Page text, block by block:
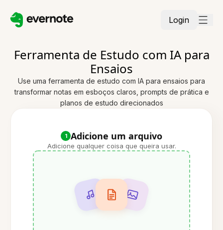
Login
Ferramenta de Estudo com IA para
Ensaios
Use uma ferramenta de estudo com IA para ensaios para
transformar notas em esboços claros, prompts de prática e
planos de estudo direcionados
1 Adicione um arquivo
Adicione qualquer coisa que queira usar.